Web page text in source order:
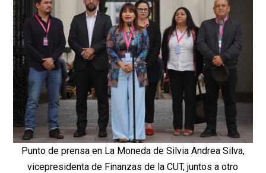
Punto de prensa en La Moneda de Silvia Andrea Silva,
vicepresidenta de Finanzas de la CUT, juntos a otro